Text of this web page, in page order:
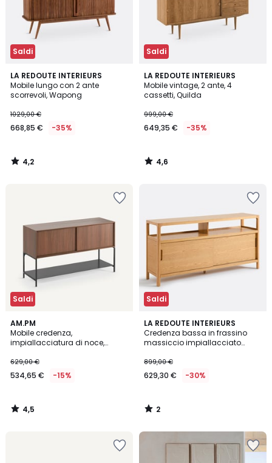
Saldi
LA REDOUTE INTERIEURS
Mobile lungo con 2 ante
scorrevoli, Wapong
1029,00 €
668,85 € -35%
4,2
/ 5
4,2
/
Saldi
LA REDOUTE INTERIEURS
Mobile vintage, 2 ante, 4
cassetti, Quilda
999,00 €
649,35 € -35%
4,6
/ 5
4,6
/
Saldi
AM.PM
Mobile credenza,
impiallacciatura di noce,
629,00 €
534,65 € -15%
4,5
/ 5
4,5
/
Saldi
LA REDOUTE INTERIEURS
Credenza bassa in frassino
massiccio impiallacciato
TRESS
899,00 €
629,30 € -30%
2
/
5
2
/